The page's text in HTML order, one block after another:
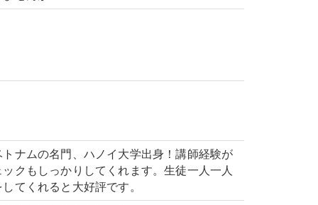
ナムの名門、ハノイ大学出身！講師経験が
クもしっかりしてくれます。生徒一人一人
てくれると大好評です。